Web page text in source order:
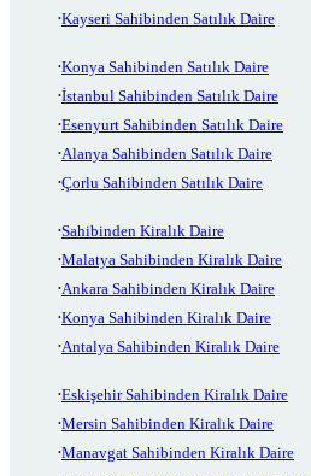
Kayseri Sahibinden Satılık Daire
Konya Sahibinden Satılık Daire
İstanbul Sahibinden Satılık Daire
Esenyurt Sahibinden Satılık Daire
Alanya Sahibinden Satılık Daire
Çorlu Sahibinden Satılık Daire
Sahibinden Kiralık Daire
Malatya Sahibinden Kiralık Daire
Ankara Sahibinden Kiralık Daire
Konya Sahibinden Kiralık Daire
Antalya Sahibinden Kiralık Daire
Eskişehir Sahibinden Kiralık Daire
Mersin Sahibinden Kiralık Daire
Manavgat Sahibinden Kiralık Daire